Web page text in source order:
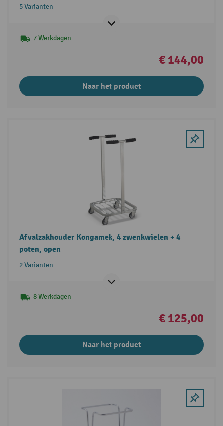
5 Varianten
7 Werkdagen
€ 144,00
Naar het product
Afvalzakhouder Kongamek, 4 zwenkwielen + 4
poten, open
2 Varianten
8 Werkdagen
€ 125,00
Naar het product